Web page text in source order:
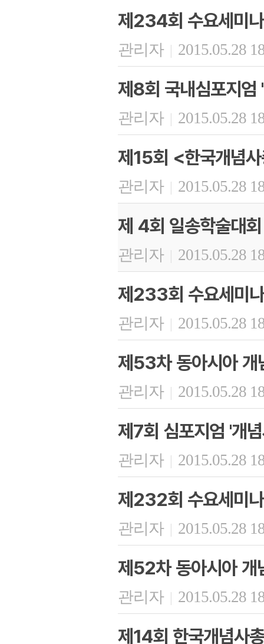
제234회 수요세미나
관리자 | 2015.05.28
제8회 국내심포지엄
관리자 | 2015.05.28
제15회 <한국개념
관리자 | 2015.05.28
제 4회 일송학술대회
관리자 | 2015.05.28
제233회 수요세미나
관리자 | 2015.05.28
제53차 동아시아 개
관리자 | 2015.05.28
제7회 심포지엄 '개
관리자 | 2015.05.28
제232회 수요세미나
관리자 | 2015.05.28
제52차 동아시아 개
관리자 | 2015.05.28
제14회 한국개념사